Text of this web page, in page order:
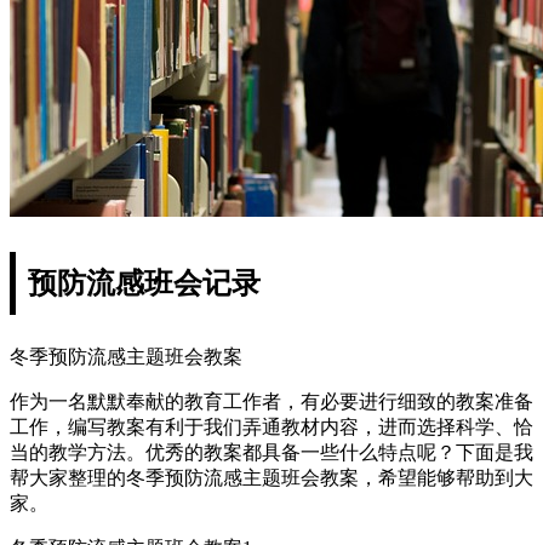
预防流感班会记录
冬季预防流感主题班会教案
作为一名默默奉献的教育工作者，有必要进行细致的教案准备
工作，编写教案有利于我们弄通教材内容，进而选择科学、恰
当的教学方法。优秀的教案都具备一些什么特点呢？下面是我
帮大家整理的冬季预防流感主题班会教案，希望能够帮助到大
家。